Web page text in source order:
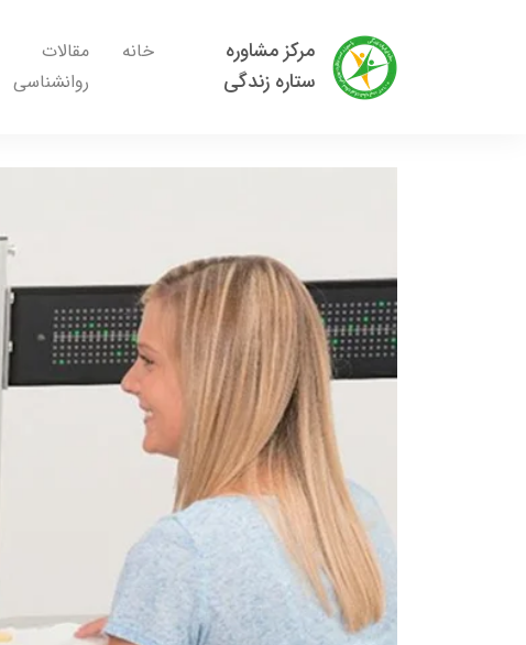
مرکز مشاوره
ستاره زندگی
خانه
مقالات
روانشناسی